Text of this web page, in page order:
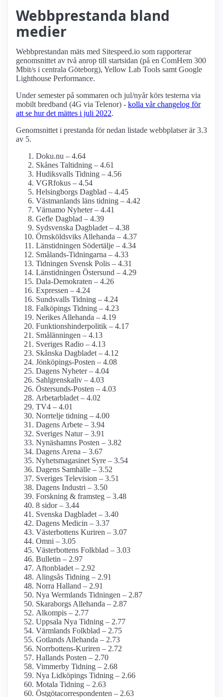
Webbprestanda bland
medier
Webbprestandan mäts med Sitespeed.io som rapporterar
genomsnittet av två anrop till startsidan (på en ComHem 300
Mbit/s i centrala Göteborg), Yellow Lab Tools samt Google
Lighthouse Performance.
Under semester på sommaren och jul/nyår körs testerna via
mobilt bredband (4G via Telenor) - kolla vår changelog för
att se hur det mättes i juli 2022.
Genomsnittet i prestanda för nedan listade webbplatser är 3.3
av 5.
Doku.nu – 4.64
Skånes Taltidning – 4.61
Hudiksvalls Tidning – 4.56
VGRfokus – 4.54
Helsingborgs Dagblad – 4.45
Västmanlands läns tidning – 4.42
Värnamo Nyheter – 4.41
Gefle Dagblad – 4.39
Sydsvenska Dagbladet – 4.38
Örnsköldsviks Allehanda – 4.37
Länstidningen Södertälje – 4.34
Smålands-Tidningarna – 4.33
Tidningen Svensk Polis – 4.31
Länstidningen Östersund – 4.29
Dala-Demokraten – 4.26
Expressen – 4.24
Sundsvalls Tidning – 4.24
Falköpings Tidning – 4.23
Nerikes Allehanda – 4.19
Funktionshinder­politik – 4.17
Smålänningen – 4.13
Sveriges Radio – 4.13
Skånska Dagbladet – 4.12
Jönköpings-Posten – 4.08
Dagens Nyheter – 4.04
Sahlgrenskaliv – 4.03
Östersunds-Posten – 4.03
Arbetarbladet – 4.02
TV4 – 4.01
Norrtelje tidning – 4.00
Dagens Arbete – 3.94
Sveriges Natur – 3.91
Nynäshamns Posten – 3.82
Dagens Arena – 3.67
Nyhetsmagasinet Syre – 3.54
Dagens Samhälle – 3.52
Sveriges Television – 3.51
Dagens Industri – 3.50
Forskning & framsteg – 3.48
8 sidor – 3.44
Svenska Dagbladet – 3.40
Dagens Medicin – 3.37
Västerbottens Kuriren – 3.07
Omni – 3.05
Västerbottens Folkblad – 3.03
Bulletin – 2.97
Aftonbladet – 2.92
Alingsås Tidning – 2.91
Norra Halland – 2.91
Nya Wermlands Tidningen – 2.87
Skaraborgs Allehanda – 2.87
Alkompis – 2.77
Uppsala Nya Tidning – 2.77
Värmlands Folkblad – 2.75
Gotlands Allehanda – 2.73
Norrbottens-Kuriren – 2.72
Hallands Posten – 2.70
Vimmerby Tidning – 2.68
Nya Lidköpings Tidning – 2.66
Motala Tidning – 2.63
Östgöta­correspondenten – 2.63